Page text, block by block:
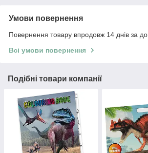
Умови повернення
Повернення товару впродовж 14 днів за
Всі умови повернення
Подібні товари компанії